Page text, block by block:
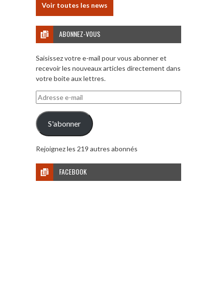
Voir toutes les news
ABONNEZ-VOUS
Saisissez votre e-mail pour vous abonner et
recevoir les nouveaux articles directement dans
votre boite aux lettres.
Adresse
e-
mail
S'abonner
Rejoignez les 219 autres abonnés
FACEBOOK